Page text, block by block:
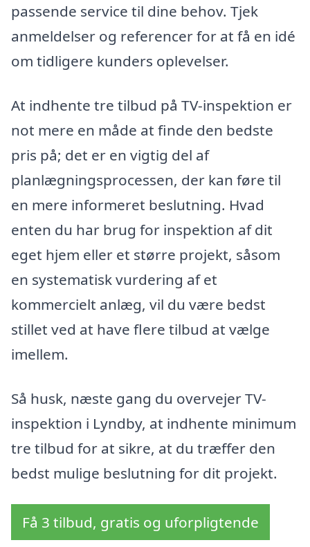
passende service til dine behov. Tjek
anmeldelser og referencer for at få en idé
om tidligere kunders oplevelser.
At indhente tre tilbud på TV-inspektion er
not mere en måde at finde den bedste
pris på; det er en vigtig del af
planlægningsprocessen, der kan føre til
en mere informeret beslutning. Hvad
enten du har brug for inspektion af dit
eget hjem eller et større projekt, såsom
en systematisk vurdering af et
kommercielt anlæg, vil du være bedst
stillet ved at have flere tilbud at vælge
imellem.
Så husk, næste gang du overvejer TV-
inspektion i Lyndby, at indhente minimum
tre tilbud for at sikre, at du træffer den
bedst mulige beslutning for dit projekt.
Få 3 tilbud, gratis og uforpligtende